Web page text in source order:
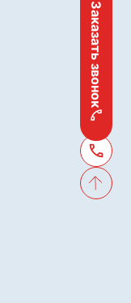
Заказать звонок